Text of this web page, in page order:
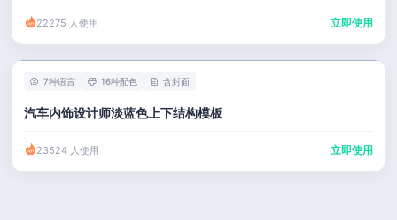
22275 人使用 立即使用
7种语言 16种配色 含封面
汽车内饰设计师淡蓝色上下结构模板
23524 人使用 立即使用